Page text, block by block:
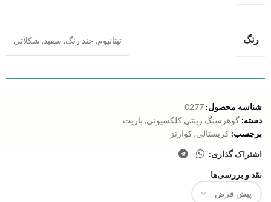
رنگ تیتانیوم, چند رنگ, سفید, شکلاتی
شناسه محصول: 0277
دسته: گوهرسنگ زینتی کلکسیونی, باریت
برچسب: کریستالی,کوارتز
اشتراک گذاری:
نقد و بررسی‌ها